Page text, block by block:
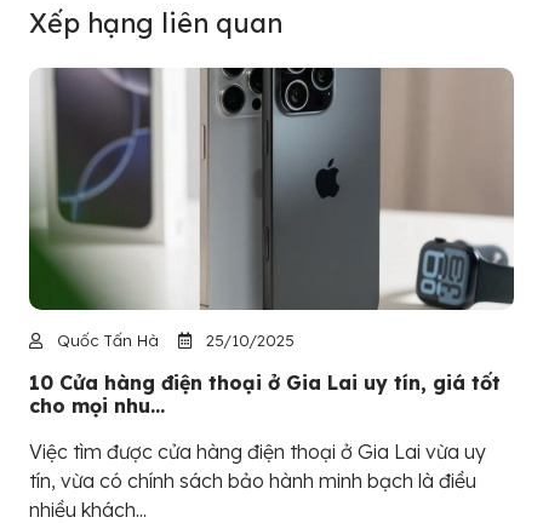
Xếp hạng liên quan
Quốc Tấn Hà 25/10/2025
10 Cửa hàng điện thoại ở Gia Lai uy tín, giá tốt
cho mọi nhu...
Việc tìm được cửa hàng điện thoại ở Gia Lai vừa uy
tín, vừa có chính sách bảo hành minh bạch là điều
nhiều khách...